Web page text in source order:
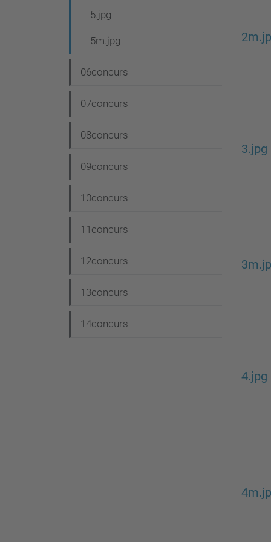
3.jpg
4.jpg
5.jpg
5m.jpg
06concurs
07concurs
08concurs
09concurs
10concurs
11concurs
12concurs
13concurs
14concurs